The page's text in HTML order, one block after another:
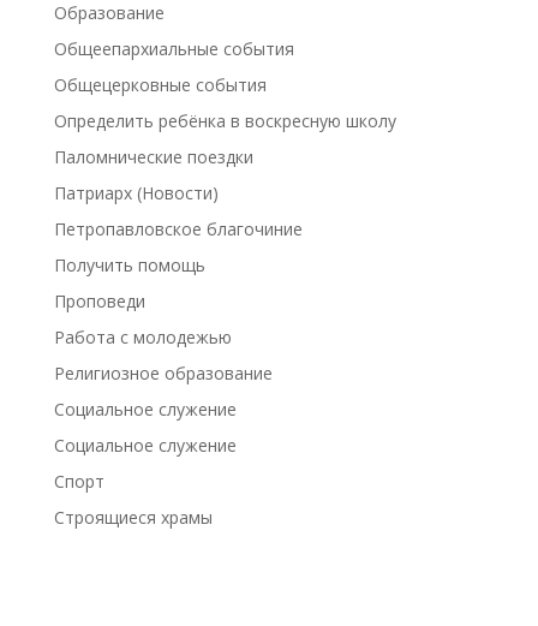
Образование
Общеепархиальные события
Общецерковные события
Определить ребёнка в воскресную школу
Паломнические поездки
Патриарх (Новости)
Петропавловское благочиние
Получить помощь
Проповеди
Работа с молодежью
Религиозное образование
Социальное служение
Социальное служение
Спорт
Строящиеся храмы